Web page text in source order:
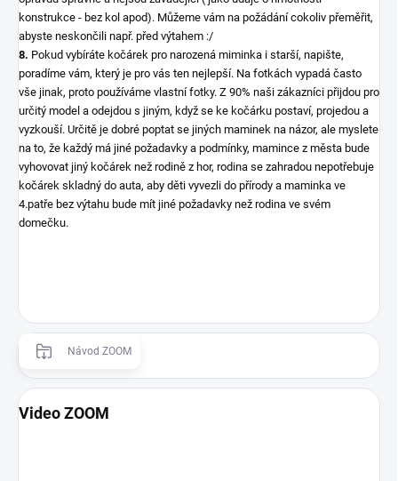
konstrukce - bez kol apod). Můžeme vám na požádání cokoliv přeměřit,
abyste neskončili např. před výtahem :/
8. Pokud vybíráte kočárek pro narozená miminka i starší, napište,
poradíme vám, který je pro vás ten nejlepší. Na fotkách vypadá často
vše jinak, proto používáme vlastní fotky. Z 90% naši zákazníci přijdou pro
určitý model a odejdou s jiným, když se ke kočárku postaví, projedou a
vyzkouší. Určitě je dobré poptat se jiných maminek na názor, ale myslete
na to, že každý má jiné požadavky a podmínky, mamince z města bude
vyhovovat jiný kočárek než rodině z hor, rodina se zahradou nepotřebuje
kočárek skladný do auta, aby děti vyvezli do přírody a maminka ve
4.patře bez výtahu bude mít jiné požadavky než rodina ve svém
domečku.
Návod ZOOM
Video ZOOM